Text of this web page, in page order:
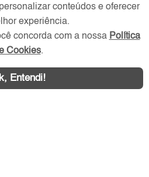
conteúdos e oferecer
experiência.
concorda com a nossa Política
Cookies.
Entendi!